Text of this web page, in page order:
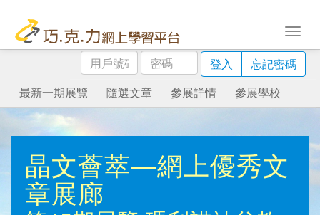
用
戶
號
碼
密
碼
登入
忘記密碼
最新一期展覽
隨選文章 參展詳情 參展學校
晶文薈萃—網上優秀文
章展廊